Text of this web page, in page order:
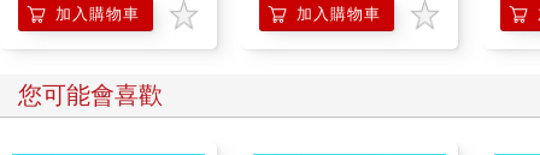
加入購物車 加入購物車
「
學方
您可能會喜歡